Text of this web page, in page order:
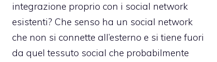
integrazione proprio con i social network
esistenti? Che senso ha un social network
che non si connette all’esterno e si tiene fuori
da quel tessuto social che probabilmente